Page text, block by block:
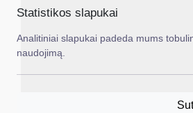
Statistikos slapukai
Analitiniai slapukai padeda mums
naudojimą.
Karjera